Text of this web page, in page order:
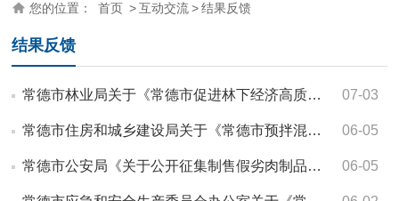
您的位置： 首页 > 互动交流 > 结果反馈
结果反馈
07-03
常德市林业局关于《常德市促进林下经济高质量发展的八条措施（征求意见稿…
06-05
常德市住房和城乡建设局关于《常德市预拌混凝土管理办法(征求意见稿)》公…
06-05
常德市公安局《关于公开征集制售假劣肉制品及网络餐饮食品安全违法犯罪线…